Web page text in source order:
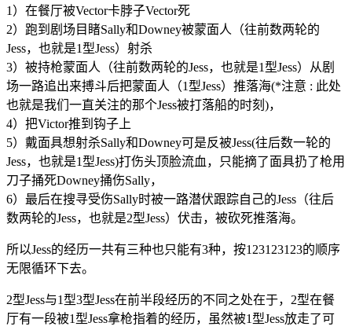
1）在餐厅被Vector卡脖子Vector死
2）跑到剧场目睹Sally和Downey被蒙面人（往前数两轮的
Jess，也就是1型Jess）射杀
3）被持枪蒙面人（往前数两轮的Jess，也就是1型Jess）从剧
场一路追出来搏斗后把蒙面人（1型Jess）推落海(*注意 : 此处
也就是我们一直关注的那个Jess被打落船的时刻)，
4）把Victor推到钩子上
5）戴面具想射杀Sally和Downey可是反被Jess(往后数一轮的
Jess，也就是1型Jess)打伤头顶脸流血，只能摘了面具扔了枪用
刀子捅死Downey捅伤Sally，
6）最后在搜寻受伤Sally时被一路潜伏跟踪自己的Jess（往后
数两轮的Jess，也就是2型Jess）伏击，被砍死推落海。
所以Jess的经历一共有三种也只能有3种，按123123123的顺序
无限循环下去。
2型Jess与1型3型Jess在前半段经历的不同之处在于，2型在餐
厅有一段被1型Jess拿枪指着的经历，虽然被1型Jess放走了可